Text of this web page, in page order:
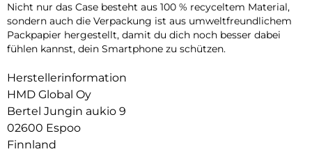
Nicht nur das Case besteht aus 100 % recyceltem Material,
sondern auch die Verpackung ist aus umweltfreundlichem
Packpapier hergestellt, damit du dich noch besser dabei
fühlen kannst, dein Smartphone zu schützen.
Herstellerinformation
HMD Global Oy
Bertel Jungin aukio 9
02600 Espoo
Finnland